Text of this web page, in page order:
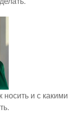
носить и с какими